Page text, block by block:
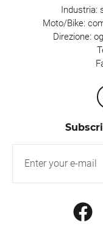
Industria:
Moto/Bike:
Direzione: